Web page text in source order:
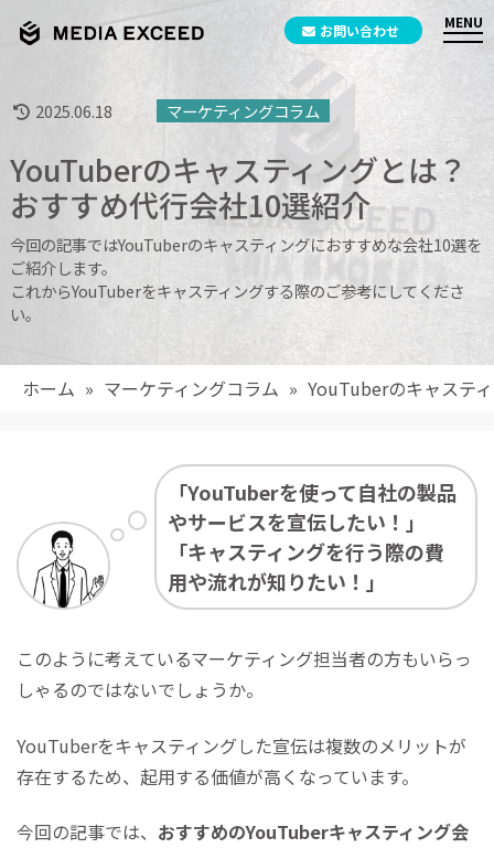
お問い合わせ
2025.06.18 マーケティングコラム
YouTuberのキャスティングとは？
おすすめ代行会社10選紹介
今回の記事ではYouTuberのキャスティングにおすすめな会社10選を
ご紹介します。
これからYouTuberをキャスティングする際のご参考にしてくださ
い。
ホーム » マーケティングコラム » YouTuberのキャステ
「YouTuberを使って自社の製品
やサービスを宣伝したい！」
「キャスティングを行う際の費
用や流れが知りたい！」
このように考えているマーケティング担当者の方もいらっ
しゃるのではないでしょうか。
YouTuberをキャスティングした宣伝は複数のメリットが
存在するため、起用する価値が高くなっています。
今回の記事では、 おすすめのYouTuberキャスティング会